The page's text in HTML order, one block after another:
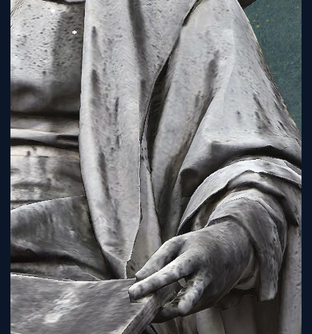
Viz4D
Mesh
VR
Metaverse
Technology
Cooperation
Marketing
Login
Sign
Up